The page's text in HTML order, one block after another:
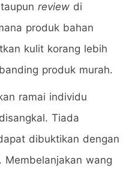
review di
produk bahan
kulit korang lebih
produk murah.
ramai individu
Tiada
dibuktikan dengan
Membelanjakan wang